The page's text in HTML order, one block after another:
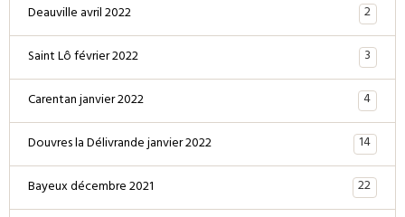
Deauville avril 2022
2
Saint Lô février 2022
3
Carentan janvier 2022
4
Douvres la Délivrande janvier 2022
14
Bayeux décembre 2021
22